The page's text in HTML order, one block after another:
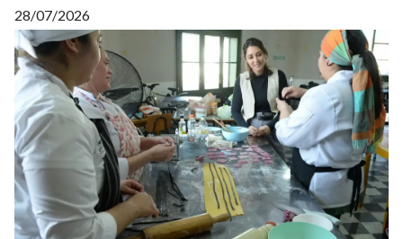
28/07/2026